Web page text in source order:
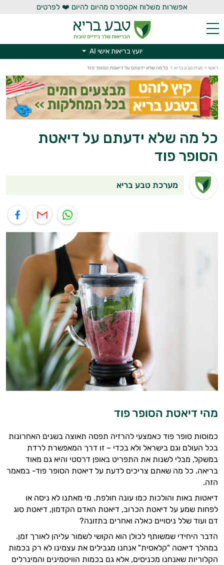
אפשרות משלוח אקספרס מהיום להיום ❤️ לפרטים
יועץ בריאות אישי AI
ראשי > מגזין טבע בריא > כל מה שלא ידעתם על דיאטת הסופר פוד
כל מה שלא ידעתם על דיאטת
הסופר פוד
מערכת טבע בריא
מהי דיאטת הסופר פוד
כמוסות סופר פוד כאמצעי להרזיה תפסה תאוצה בשנים האחרונות
בכל העולם וגם בישראל ולא בכדי – זו דרך המאפשרת לרדת
במשקל, מבלי לשנות את התפריט באופן דרסטי והיא גם מאוד
בריאה. כל מה שאתם צריכים לדעת על דיאטת הסופר פוד- במאמר
הזה.
דיאטות באות והולכות כמו עונה חולפת. מי מאתנו לא ניסה או
לפחות שמע על דיאטת הכרוב, דיאטת האדם הקדמון, דיאטת סוג
דם ועוד שלל ניסויים כאלה ואחרים בתזונה?
הדבר היחידי שמשותף לכולן הוא הקושי לשמור עליהן לאורך זמן.
במהלך דיאטה "קלאסית" אנחנו מגבילים את עצמינו לא רק בכמות
הקלוריות שאנחנו מכניסים, אלא גם בכמות הוויטמינים והמינרלים
יועץ בריאות אישי AI